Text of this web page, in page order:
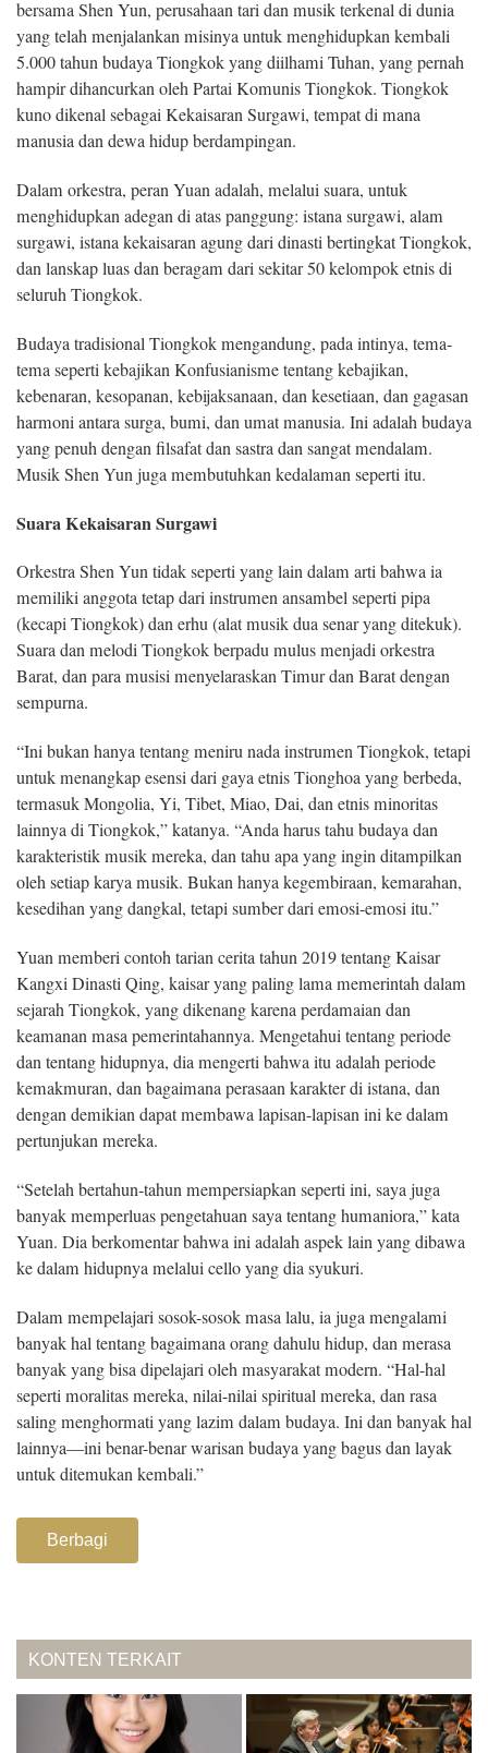
bersama Shen Yun, perusahaan tari dan musik terkenal di dunia
yang telah menjalankan misinya untuk menghidupkan kembali
5.000 tahun budaya Tiongkok yang diilhami Tuhan, yang pernah
hampir dihancurkan oleh Partai Komunis Tiongkok. Tiongkok
kuno dikenal sebagai Kekaisaran Surgawi, tempat di mana
manusia dan dewa hidup berdampingan.
Dalam orkestra, peran Yuan adalah, melalui suara, untuk
menghidupkan adegan di atas panggung: istana surgawi, alam
surgawi, istana kekaisaran agung dari dinasti bertingkat Tiongkok,
dan lanskap luas dan beragam dari sekitar 50 kelompok etnis di
seluruh Tiongkok.
Budaya tradisional Tiongkok mengandung, pada intinya, tema-
tema seperti kebajikan Konfusianisme tentang kebajikan,
kebenaran, kesopanan, kebijaksanaan, dan kesetiaan, dan gagasan
harmoni antara surga, bumi, dan umat manusia. Ini adalah budaya
yang penuh dengan filsafat dan sastra dan sangat mendalam.
Musik Shen Yun juga membutuhkan kedalaman seperti itu.
Suara Kekaisaran Surgawi
Orkestra Shen Yun tidak seperti yang lain dalam arti bahwa ia
memiliki anggota tetap dari instrumen ansambel seperti pipa
(kecapi Tiongkok) dan erhu (alat musik dua senar yang ditekuk).
Suara dan melodi Tiongkok berpadu mulus menjadi orkestra
Barat, dan para musisi menyelaraskan Timur dan Barat dengan
sempurna.
“Ini bukan hanya tentang meniru nada instrumen Tiongkok, tetapi
untuk menangkap esensi dari gaya etnis Tionghoa yang berbeda,
termasuk Mongolia, Yi, Tibet, Miao, Dai, dan etnis minoritas
lainnya di Tiongkok,” katanya. “Anda harus tahu budaya dan
karakteristik musik mereka, dan tahu apa yang ingin ditampilkan
oleh setiap karya musik. Bukan hanya kegembiraan, kemarahan,
kesedihan yang dangkal, tetapi sumber dari emosi-emosi itu.”
Yuan memberi contoh tarian cerita tahun 2019 tentang Kaisar
Kangxi Dinasti Qing, kaisar yang paling lama memerintah dalam
sejarah Tiongkok, yang dikenang karena perdamaian dan
keamanan masa pemerintahannya. Mengetahui tentang periode
dan tentang hidupnya, dia mengerti bahwa itu adalah periode
kemakmuran, dan bagaimana perasaan karakter di istana, dan
dengan demikian dapat membawa lapisan-lapisan ini ke dalam
pertunjukan mereka.
“Setelah bertahun-tahun mempersiapkan seperti ini, saya juga
banyak memperluas pengetahuan saya tentang humaniora,” kata
Yuan. Dia berkomentar bahwa ini adalah aspek lain yang dibawa
ke dalam hidupnya melalui cello yang dia syukuri.
Dalam mempelajari sosok-sosok masa lalu, ia juga mengalami
banyak hal tentang bagaimana orang dahulu hidup, dan merasa
banyak yang bisa dipelajari oleh masyarakat modern. “Hal-hal
seperti moralitas mereka, nilai-nilai spiritual mereka, dan rasa
saling menghormati yang lazim dalam budaya. Ini dan banyak hal
lainnya—ini benar-benar warisan budaya yang bagus dan layak
untuk ditemukan kembali.”
Berbagi
KONTEN TERKAIT